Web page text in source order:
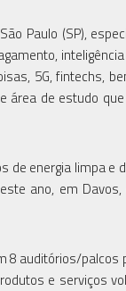
Paulo (SP),
5G, fintechs,
área de estudo
energia limpa
ano, em
8 auditórios/
e serviços